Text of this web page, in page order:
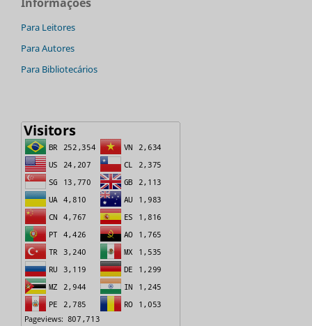
Para Leitores
Para Autores
Para Bibliotecários